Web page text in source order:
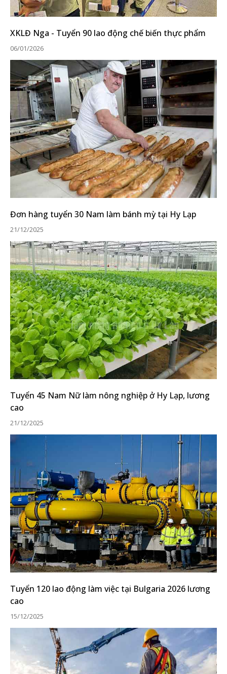
XKLĐ Nga - Tuyển 90 lao động chế biến thực phẩm
06/01/2026
Đơn hàng tuyển 30 Nam làm bánh mỳ tại Hy Lạp
21/12/2025
Tuyển 45 Nam Nữ làm nông nghiệp ở Hy Lạp, lương
cao
21/12/2025
Tuyển 120 lao động làm việc tại Bulgaria 2026 lương
cao
15/12/2025